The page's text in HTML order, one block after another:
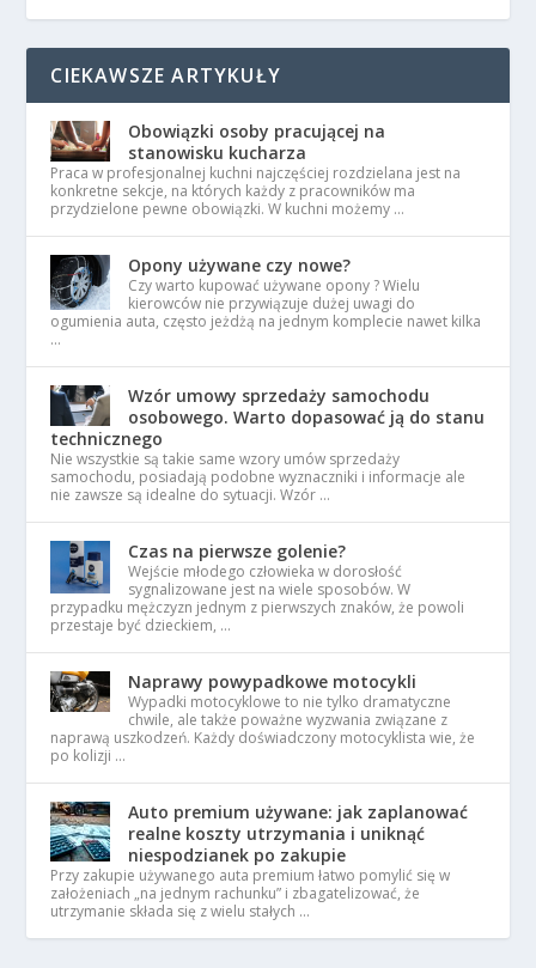
CIEKAWSZE ARTYKUŁY
Obowiązki osoby pracującej na
stanowisku kucharza
Praca w profesjonalnej kuchni najczęściej rozdzielana jest na
konkretne sekcje, na których każdy z pracowników ma
przydzielone pewne obowiązki. W kuchni możemy …
Opony używane czy nowe?
Czy warto kupować używane opony ? Wielu
kierowców nie przywiązuje dużej uwagi do
ogumienia auta, często jeżdżą na jednym komplecie nawet kilka
…
Wzór umowy sprzedaży samochodu
osobowego. Warto dopasować ją do stanu
technicznego
Nie wszystkie są takie same wzory umów sprzedaży
samochodu, posiadają podobne wyznaczniki i informacje ale
nie zawsze są idealne do sytuacji. Wzór …
Czas na pierwsze golenie?
Wejście młodego człowieka w dorosłość
sygnalizowane jest na wiele sposobów. W
przypadku mężczyzn jednym z pierwszych znaków, że powoli
przestaje być dzieckiem, …
Naprawy powypadkowe motocykli
Wypadki motocyklowe to nie tylko dramatyczne
chwile, ale także poważne wyzwania związane z
naprawą uszkodzeń. Każdy doświadczony motocyklista wie, że
po kolizji …
Auto premium używane: jak zaplanować
realne koszty utrzymania i uniknąć
niespodzianek po zakupie
Przy zakupie używanego auta premium łatwo pomylić się w
założeniach „na jednym rachunku” i zbagatelizować, że
utrzymanie składa się z wielu stałych …